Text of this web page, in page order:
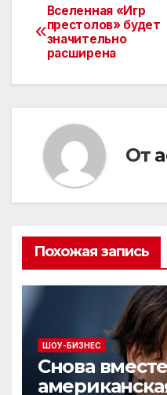
Навигация
по
записям
Вселенная «Игр
престолов» будет
значительно
расширена
От
Похожая запись
ШОУ-БИЗНЕС
Снова